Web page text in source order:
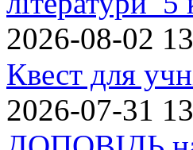
2026-08-02
Квест для
2026-07-31